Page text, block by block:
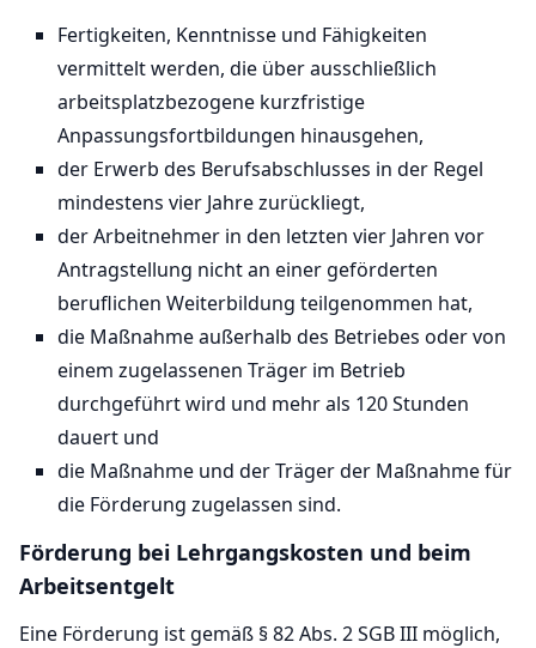
Fertigkeiten, Kenntnisse und Fähigkeiten
vermittelt werden, die über ausschließlich
arbeitsplatzbezogene kurzfristige
Anpassungsfortbildungen hinausgehen,
der Erwerb des Berufsabschlusses in der Regel
mindestens vier Jahre zurückliegt,
der Arbeitnehmer in den letzten vier Jahren vor
Antragstellung nicht an einer geförderten
beruflichen Weiterbildung teilgenommen hat,
die Maßnahme außerhalb des Betriebes oder von
einem zugelassenen Träger im Betrieb
durchgeführt wird und mehr als 120 Stunden
dauert und
die Maßnahme und der Träger der Maßnahme für
die Förderung zugelassen sind.
Förderung bei Lehrgangskosten und beim
Arbeitsentgelt
Eine Förderung ist gemäß § 82 Abs. 2 SGB III möglich,